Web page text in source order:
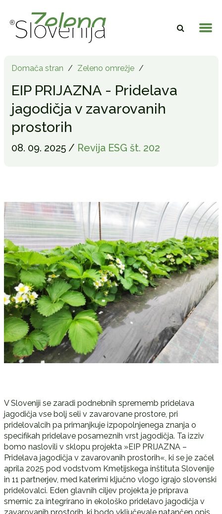
Domača stran / Zeleno omrežje /
EIP PRIJAZNA - Pridelava
jagodičja v zavarovanih
prostorih
08. 09. 2025 / Revija ESG št. 202
V Sloveniji se zaradi podnebnih sprememb pridelava
jagodičja vse bolj seli v zavarovane prostore, pri
pridelovalcih pa primanjkuje izpopolnjenega znanja o
specifikah pridelave posameznih vrst jagodičja. Ta izziv
bomo naslovili v sklopu projekta »EIP PRIJAZNA –
Pridelava jagodičja v zavarovanih prostorih«, ki se je začel
aprila 2025 pod vodstvom Kmetijskega inštituta Slovenije
in 11 partnerjev, med katerimi ključno vlogo igrajo slovenski
pridelovalci. Eden glavnih ciljev projekta je priprava
smernic za integrirano in ekološko pridelavo jagodičja v